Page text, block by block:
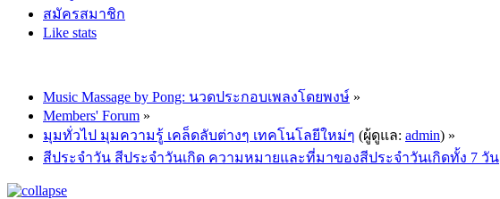
สมัครสมาชิก
Like stats
Music Massage by Pong: นวดประกอบเพลงโดยพงษ์ »
Members' Forum »
มุมทั่วไป มุมความรู้ เคล็ดลับต่างๆ เทคโนโลยีใหม่ๆ (ผู้ดูแล: admin) »
สีประจำวัน สีประจำวันเกิด ความหมายและที่มาของสีประจำวันเกิดทั้ง 7 วัน